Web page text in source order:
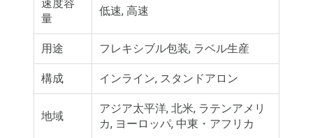
速度容
量
低速, 高速
用途 フレキシブル包装, ラベル生産
構成 インライン, スタンドアロン
地域
アジア太平洋, 北米, ラテンアメリ
カ, ヨーロッパ, 中東・アフリカ